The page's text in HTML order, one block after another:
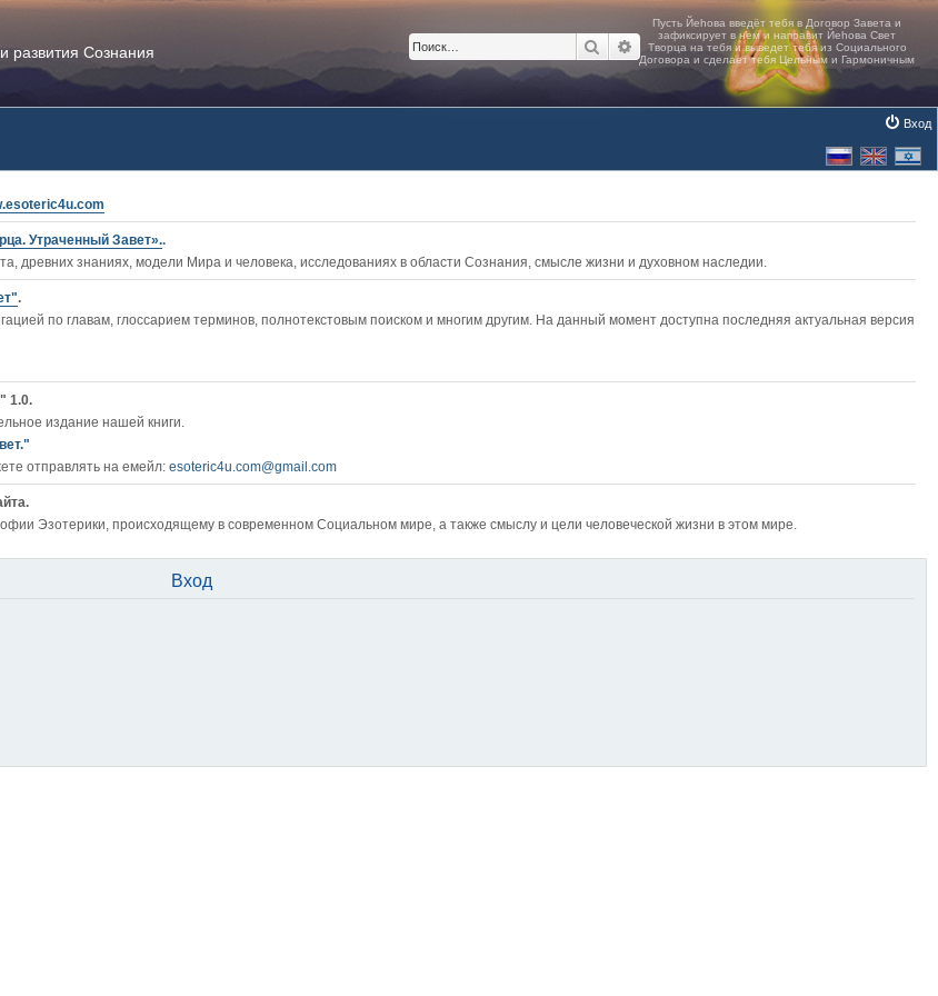
развития Сознания Поиск Расширенный поиск
Вход
Утраченный Завет»..
древних знаниях, модели Мира и человека, исследованиях в области Сознания, смысле жизни и духовном наследии.
.
по главам, глоссарием терминов, полнотекстовым поиском и многим другим. На данный момент доступна последняя актуальная версия
1.0.
издание нашей книги.
отправлять на емейл: esoteric4u.com@gmail.com
Эзотерики, происходящему в современном Социальном мире, а также смыслу и цели человеческой жизни в этом мире.
Вход